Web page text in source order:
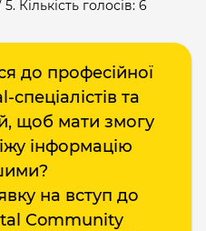
Кількість голосів: 6
до професійної
та
щоб мати змогу
інформацію
на вступ до
Community